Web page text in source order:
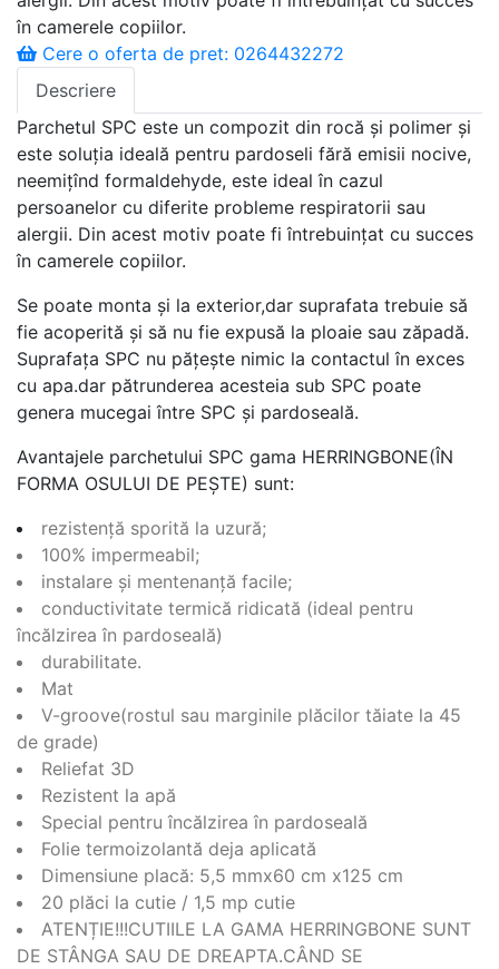
în camerele copiilor.
Cere o oferta de pret: 0264432272
Descriere
Parchetul SPC este un compozit din rocă și polimer și
este soluția ideală pentru pardoseli fără emisii nocive,
neemițînd formaldehyde, este ideal în cazul
persoanelor cu diferite probleme respiratorii sau
alergii. Din acest motiv poate fi întrebuințat cu succes
în camerele copiilor.
Se poate monta și la exterior,dar suprafata trebuie să
fie acoperită și să nu fie expusă la ploaie sau zăpadă.
Suprafața SPC nu pățește nimic la contactul în exces
cu apa.dar pătrunderea acesteia sub SPC poate
genera mucegai între SPC și pardoseală.
Avantajele parchetului SPC gama HERRINGBONE(ÎN
FORMA OSULUI DE PEȘTE) sunt:
rezistență sporită la uzură;
100% impermeabil;
instalare și mentenanță facile;
conductivitate termică ridicată (ideal pentru
încălzirea în pardoseală)
durabilitate.
Mat
V-groove(rostul sau marginile plăcilor tăiate la 45
de grade)
Reliefat 3D
Rezistent la apă
Special pentru încălzirea în pardoseală
Folie termoizolantă deja aplicată
Dimensiune placă: 5,5 mmx60 cm x125 cm
20 plăci la cutie / 1,5 mp cutie
ATENȚIE!!!CUTIILE LA GAMA HERRINGBONE SUNT
DE STÂNGA SAU DE DREAPTA.CÂND SE